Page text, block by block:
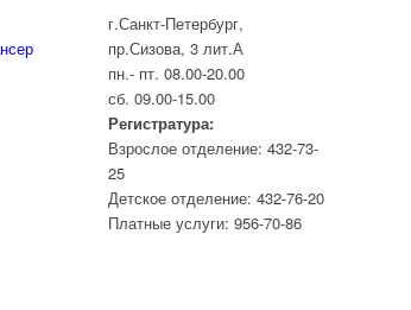
г.Санкт-Петербург,
пр.Сизова, 3 лит.А
пн.- пт. 08.00-20.00
сб. 09.00-15.00
Регистратура:
Взрослое отделение: 432-73-
25
Детское отделение: 432-76-20
Платные услуги: 956-70-86